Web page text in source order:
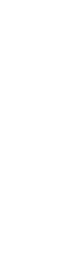
am
der
Dr.-
Karl-
Dr.-
der
für
und